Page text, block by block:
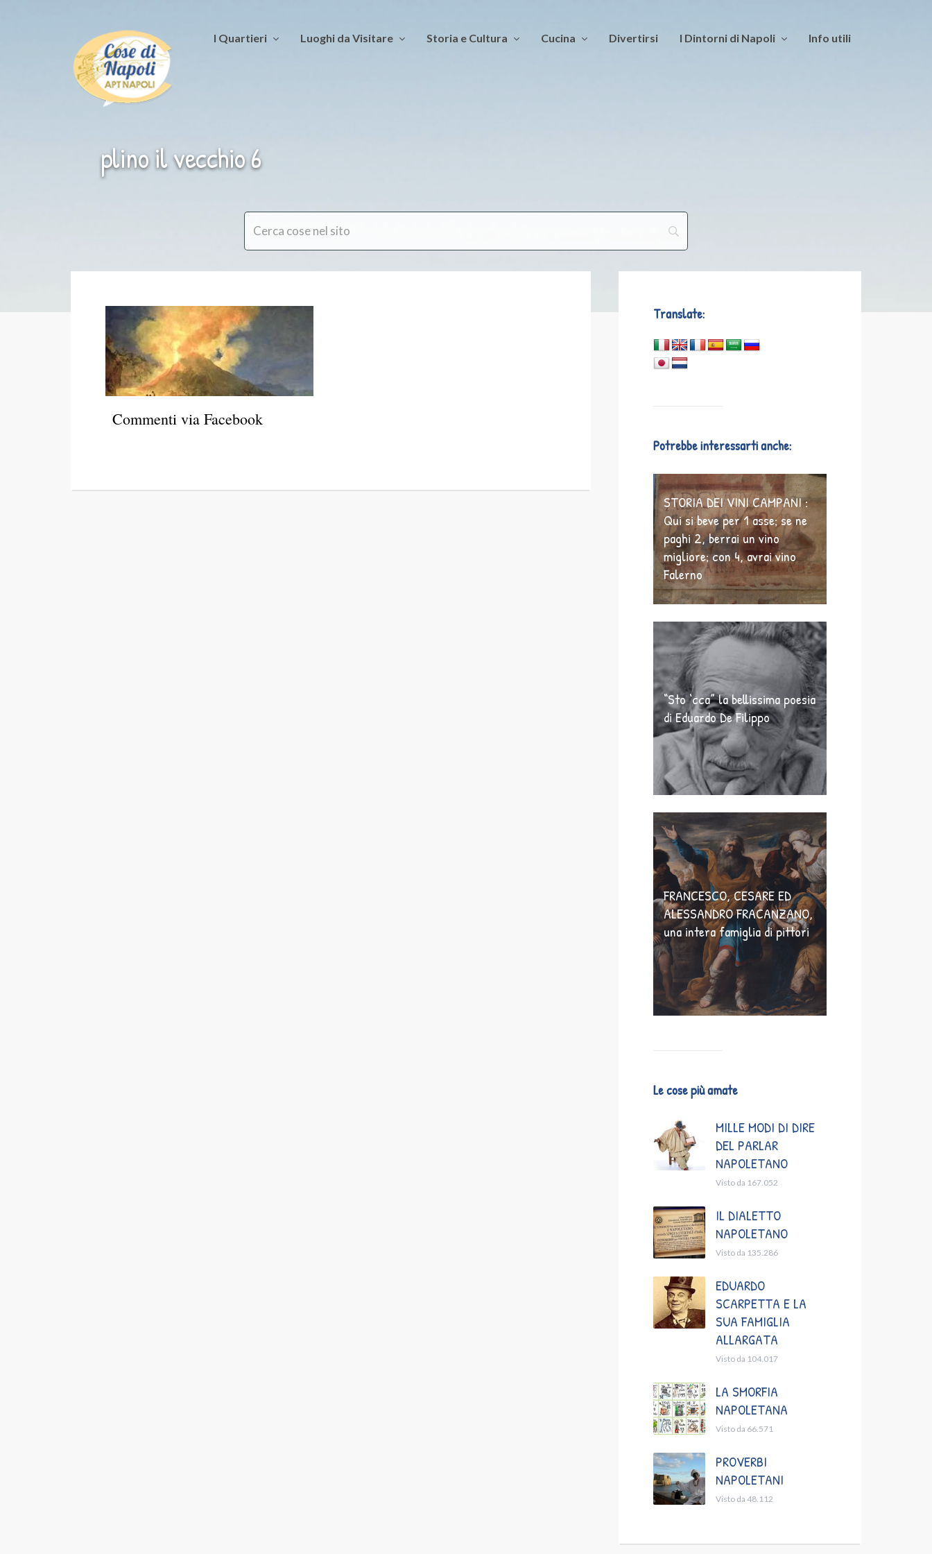
I Quartieri Luoghi da Visitare Storia e Cultura Cucina Divertirsi I Dintorni di Napoli Info utili
plino il vecchio 6
Commenti via Facebook
Translate:
Potrebbe interessarti anche:
STORIA DEI VINI CAMPANI :
Qui si beve per 1 asse; se ne
paghi 2, berrai un vino
migliore; con 4, avrai vino
Falerno
“Sto ‘cca” la bellissima poesia
di Eduardo De Filippo
FRANCESCO, CESARE ED
ALESSANDRO FRACANZANO,
una intera famiglia di pittori
Le cose più amate
MILLE MODI DI DIRE
DEL PARLAR
NAPOLETANO
Visto da 167.052
IL DIALETTO
NAPOLETANO
Visto da 135.286
EDUARDO
SCARPETTA E LA
SUA FAMIGLIA
ALLARGATA
Visto da 104.017
LA SMORFIA
NAPOLETANA
Visto da 66.571
PROVERBI
NAPOLETANI
Visto da 48.112